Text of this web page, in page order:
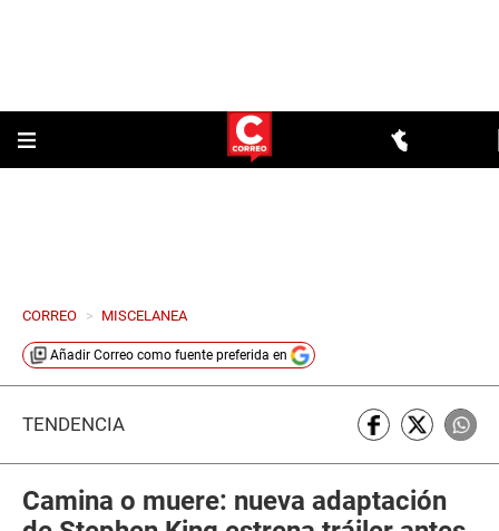
CORREO > MISCELANEA
Añadir Correo como fuente preferida en
TENDENCIA
Camina o muere: nueva adaptación